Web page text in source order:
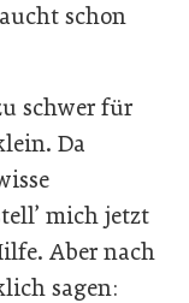
schon
schwer für
Da
mich jetzt
Aber nach
sagen: